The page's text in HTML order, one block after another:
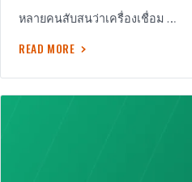
หลายคนสับสนว่าเครื่องเชื่อม …
READ MORE